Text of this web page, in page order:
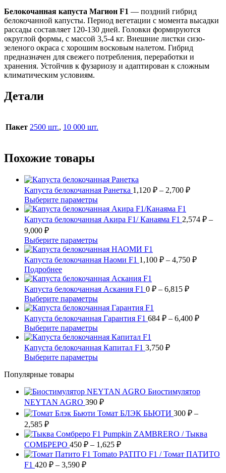
Белокочанная капуста Магион F1 — поздний гибрид
белокочанной капусты. Период вегетации с момента высадки
рассады составляет 120-130 дней. Головки формируются
округлой формы, с массой 3,5-4 кг. Внешние листки сизо-
зеленого окраса с хорошим восковым налетом. Гибрид
предназначен для свежего потребления, переработки и
хранения. Устойчив к фузариозу и адаптирован к сложным
климатическим условиям.
Детали
Пакет 2500 шт., 10 000 шт.
Похожие товары
Капуста белокочанная Ранетка 1,120 ₽ – 2,700 ₽Диапазон
–
Выберите параметрыЭтот
товар
имеет
несколько
Опции
можно
выбрать
странице
товара.
Капуста белокочанная Акира F1/ Канаяма F1 2,574 ₽ –
9,000 ₽Диапазон
цен:
2,574 ₽
–
9,000 ₽
Выберите параметрыЭтот
товар
имеет
вариаций.
Опции
можно
выбрать
на
странице
товара.
Капуста белокочанная Наоми F1 1,100 ₽ – 4,750 ₽
ПодробнееЭтот
товар
имеет
несколько
вариаций.
Опции
можно
выбрать
на
странице
товара.
Капуста белокочанная Аскания F1 0 ₽ – 6,815 ₽Диапазон
–
Выберите параметрыЭтот
товар
имеет
несколько
вариаций.
Опции
можно
выбрать
товара.
Капуста белокочанная Гарантия F1 684 ₽ – 6,400 ₽
Выберите параметрыЭтот
товар
имеет
несколько
вариаций.
выбрать
на
странице
товара.
Капуста белокочанная Капитал F1 3,750 ₽
Выберите параметрыЭтот
вариаций.
Опции
можно
на
странице
товара.
Популярные товары
Биостимулятор
NEYTAN AGRO 390 ₽
Томат БЛЭК БЬЮТИ 300 ₽ –
2,585 ₽Диапазон
цен:
300 ₽
–
2,585 ₽
Pumpkin ZAMBRERO / Тыква
СОМБРЕРО 450 ₽ – 1,625 ₽Диапазон
цен:
Tomato PATITO F1 / Томат ПАТИТО
F1 420 ₽ – 3,590 ₽Диапазон